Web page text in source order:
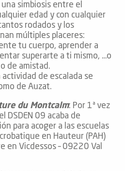
simbiosis entre el
edad y con cualquier
rodados y los
múltiples placeres:
tu cuerpo, aprender a
superarte a ti mismo, …o
de amistad.
actividad de escalada se
de Auzat.
du Montcalm: Por 1ª vez
DSDEN 09 acaba de
para acoger a las escuelas
en Hauteur (PAH)
en Vicdessos – 09220 Val